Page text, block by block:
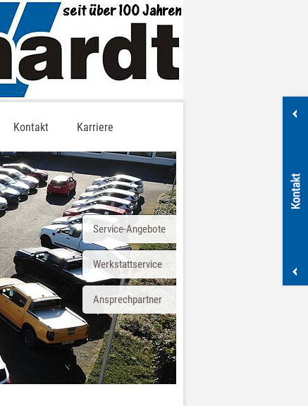
Kontakt Karriere
Service-Angebote
Werkstattservice
Ansprechpartner